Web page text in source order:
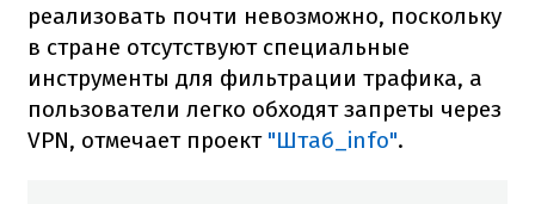
реализовать почти невозможно, поскольку
в стране отсутствуют специальные
инструменты для фильтрации трафика, а
пользователи легко обходят запреты через
VPN, отмечает проект "Штаб_info".